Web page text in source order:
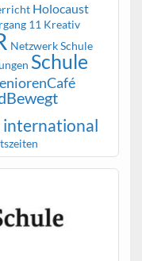
Holocaust
11 Kreativ
Netzwerk Schule
Schule
international